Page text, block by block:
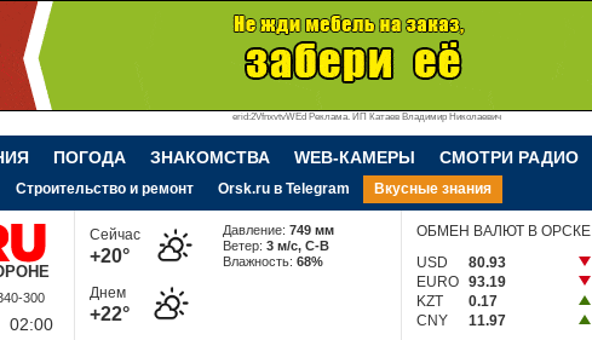
erid:2VfnxvtvWEd Реклама. ИП Катаев Владимир Николаевич
ПОГОДА ЗНАКОМСТВА WEB-КАМЕРЫ СМОТРИ РАДИО
Строительство и ремонт Orsk.ru в Telegram Вкусные знания
Сейчас
+20°
Днем
+22°
Давление:749 мм
Ветер:3 м/c, С-В
Влажность:68%
ОБМЕН ВАЛЮТ В ОРСКЕ
USD
80.93
EURO 93.19
KZT
0.17
CNY
11.97